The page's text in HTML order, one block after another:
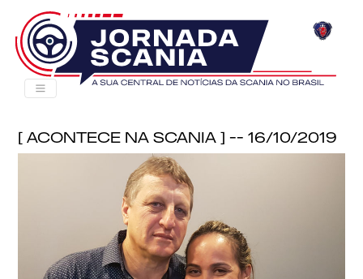
[ Acontece na Scania ] -- 16/10/2019